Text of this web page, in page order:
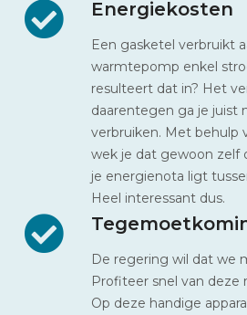
Energiekosten
Een gasketel verbruikt
warmtepomp enkel
resulteert dat in? Het
daarentegen ga je juist
verbruiken. Met behulp
wek je dat gewoon zelf
je energienota ligt
Heel interessant dus.
De regering wil dat we
Profiteer snel van deze
Op deze handige